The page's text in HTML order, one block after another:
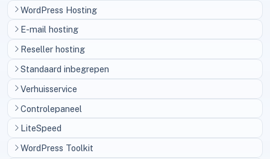
WordPress Hosting
E-mail hosting
Reseller hosting
Standaard inbegrepen
Verhuisservice
Controlepaneel
LiteSpeed
WordPress Toolkit